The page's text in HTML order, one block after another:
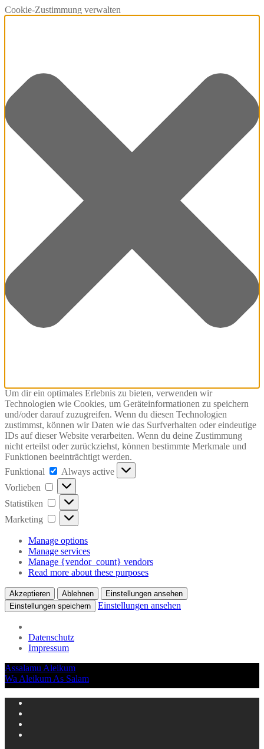
Cookie-Zustimmung verwalten
Um dir ein optimales Erlebnis zu bieten, verwenden wir
Technologien wie Cookies, um Geräteinformationen zu speichern
und/oder darauf zuzugreifen. Wenn du diesen Technologien
zustimmst, können wir Daten wie das Surfverhalten oder eindeutige
IDs auf dieser Website verarbeiten. Wenn du deine Zustimmung
nicht erteilst oder zurückziehst, können bestimmte Merkmale und
Funktionen beeinträchtigt werden.
Funktional
Funktional
Always active
Vorlieben
Vorlieben
Statistiken Statistiken
Marketing Marketing
Manage options
Manage services
Manage {vendor_count} vendors
Read more about these purposes
Akzeptieren Ablehnen
Einstellungen ansehen
Einstellungen speichern
Einstellungen ansehen
Datenschutz
Impressum
Assalamu Aleikum
Wa Aleikum As Salam